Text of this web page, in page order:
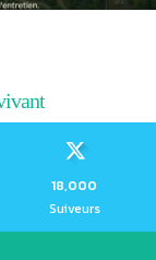
18,000
Suiveurs